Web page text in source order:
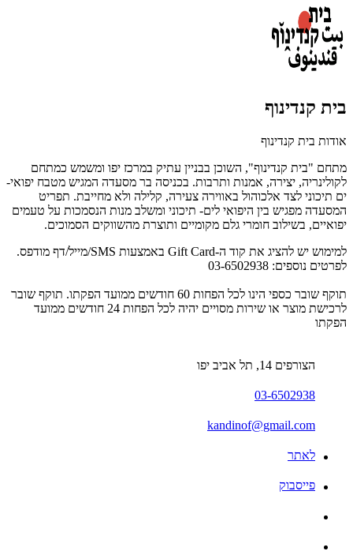
בית קנדינוף
אודות בית קנדינוף
מתחם "בית קנדינוף", השוכן בבניין עתיק במרכז יפו ומשמש כמתחם
לקולינריה, יצירה, אמנות ותרבות. בכניסה בר מסעדה המגיש מטבח יפואי-
ים תיכוני לצד אלכוהול באווירה צעירה, קלילה ולא מחייבת. תפריט
המסעדה מפגיש בין היפואי לים- תיכוני ומשלב מנות הנסמכות על טעמים
יפואיים, בשילוב חומרי גלם מקומיים ותוצרת מהשווקים הסמוכים.
למימוש יש להציג את קוד ה-Gift Card באמצעות SMS/מייל/דף מודפס.
לפרטים נוספים: 03-6502938
תוקף שובר כספי הינו לכל הפחות 60 חודשים ממועד הפקתו. תוקף שובר
לרכישת מוצר או שירות מסויים יהיה לכל הפחות 24 חודשים ממועד
הפקתו
הצורפים 14, תל אביב יפו
03-6502938
kandinof@gmail.com
לאתר
פייסבוק